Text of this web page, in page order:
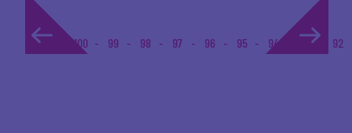
1... 100 99 98 97 96 95 94 93 92